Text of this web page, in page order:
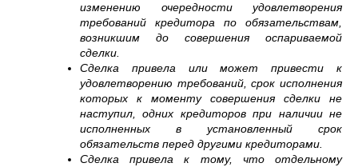
изменению очередности удовлетворения
требований кредитора по обязательствам,
возникшим до совершения оспариваемой
сделки.
Сделка привела или может привести к
удовлетворению требований, срок исполнения
которых к моменту совершения сделки не
наступил, одних кредиторов при наличии не
исполненных в установленный срок
обязательств перед другими кредиторами.
Сделка привела к тому, что отдельному